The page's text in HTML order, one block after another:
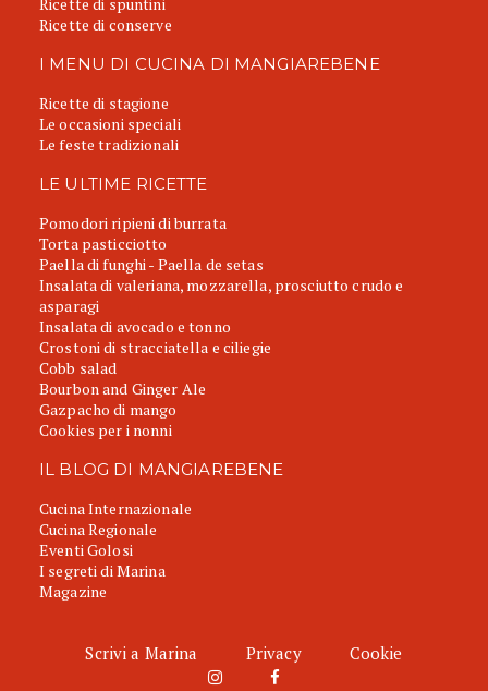
Ricette di conserve
I MENU DI CUCINA DI MANGIAREBENE
Ricette di stagione
Le occasioni speciali
Le feste tradizionali
LE ULTIME RICETTE
Pomodori ripieni di burrata
Torta pasticciotto
Paella di funghi - Paella de setas
Insalata di valeriana, mozzarella, prosciutto crudo e
asparagi
Insalata di avocado e tonno
Crostoni di stracciatella e ciliegie
Cobb salad
Bourbon and Ginger Ale
Gazpacho di mango
Cookies per i nonni
IL BLOG DI MANGIAREBENE
Cucina Internazionale
Cucina Regionale
Eventi Golosi
I segreti di Marina
Magazine
Scrivi a Marina Privacy Cookie